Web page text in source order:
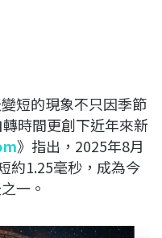
短的現象不只因季節
時間更創下近年來新
》指出，2025年8月
約1.25毫秒，成為今
一。